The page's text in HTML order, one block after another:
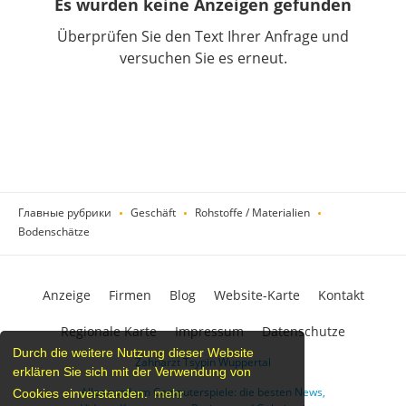
Durch die weitere Nutzung dieser Website
erklären Sie sich mit der Verwendung von
Cookies einverstanden. mehr
Überprüfen Sie den Text Ihrer Anfrage und
versuchen Sie es erneut.
Главные рубрики Geschäft
Rohstoffe / Materialien
Bodenschätze
Zahnarzt Tsypin Wuppertal
Alles rund um Computerspiele: die besten News,
Anzeige Firmen Blog Website-Karte Kontakt
Regionale Karte Impressum Datenschutze